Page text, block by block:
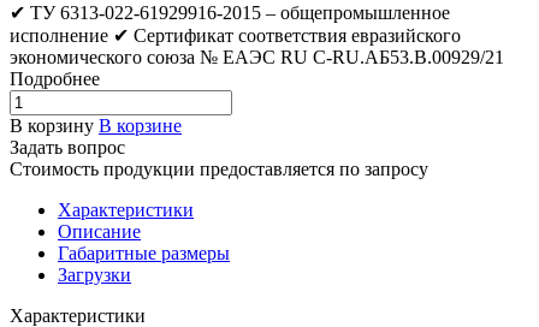
✔ ТУ 6313-022-61929916-2015 – общепромышленное
исполнение ✔ Сертификат соответствия евразийского
экономического союза № ЕАЭС RU C-RU.АБ53.В.00929/21
Подробнее
В корзину В корзине
Задать вопрос
Стоимость продукции предоставляется по запросу
Характеристики
Описание
Габаритные размеры
Загрузки
Характеристики